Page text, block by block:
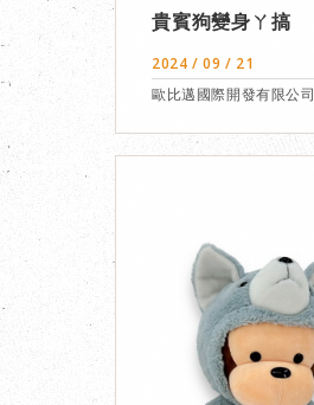
貴賓狗變身ㄚ搞
2024 / 09 / 21
歐比邁國際開發有限公司